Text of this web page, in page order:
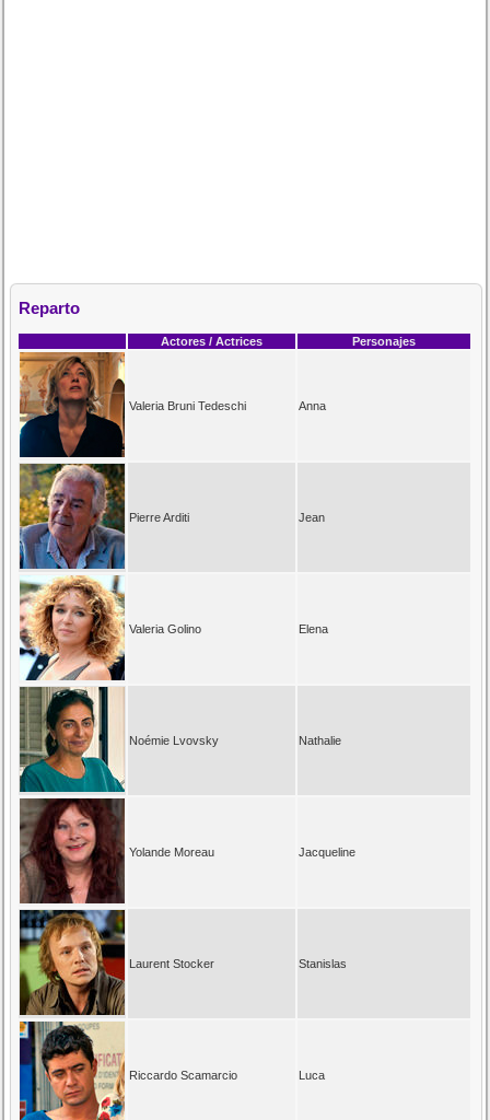
Reparto
Actores / Actrices Personajes
Valeria Bruni Tedeschi Anna
Pierre Arditi Jean
Valeria Golino Elena
Noémie Lvovsky Nathalie
Yolande Moreau Jacqueline
Laurent Stocker Stanislas
Riccardo Scamarcio Luca